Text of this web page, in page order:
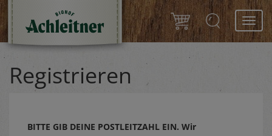
Registrieren
BITTE GIB DEINE POSTLEITZAHL EIN. Wir